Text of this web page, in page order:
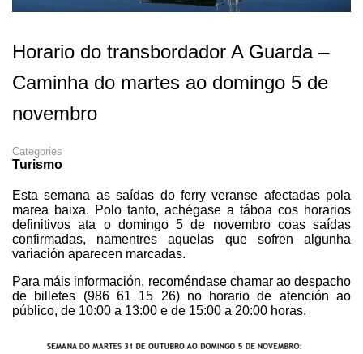
Horario do transbordador A Guarda –
Caminha do martes ao domingo 5 de
novembro
Categories
Turismo
Esta semana as saídas do ferry veranse afectadas pola
marea baixa. Polo tanto, achégase a táboa cos horarios
definitivos ata o domingo 5 de novembro coas saídas
confirmadas, namentres aquelas que sofren algunha
variación aparecen marcadas.
Para máis información, recoméndase chamar ao despacho
de billetes (986 61 15 26) no horario de atención ao
público, de 10:00 a 13:00 e de 15:00 a 20:00 horas.